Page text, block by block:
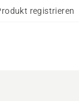
registrieren